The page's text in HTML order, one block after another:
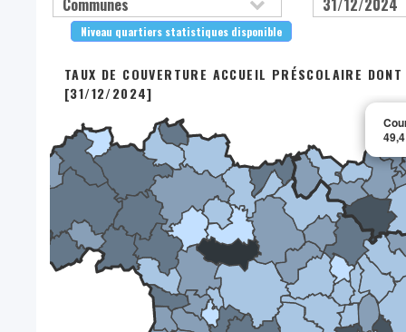
Niveau quartiers statistiques disponible
TAUX DE COUVERTURE ACCUEIL PRÉSCOLAIRE
[31/12/2024]